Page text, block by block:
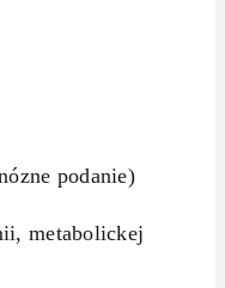
podanie)
metabolickej